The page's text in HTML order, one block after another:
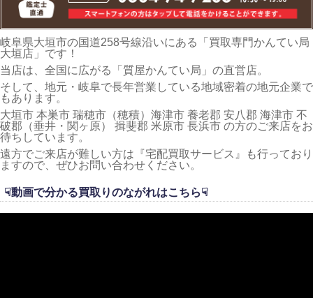
岐阜県大垣市の国道258号線沿いにある「買取専門かんてい局
大垣店」です！
当店は、全国に広がる「質屋かんてい局」の直営店。
そして、地元・岐阜で長年営業している地域密着の地元企業で
もあります。
大垣市 本巣市 瑞穂市（穂積）海津市 養老郡 安八郡 海津市 不
破郡（垂井・関ヶ原） 揖斐郡 米原市 長浜市 の方のご来店をお
待ちしています。
遠方でご来店が難しい方は『宅配買取サービス』も行っており
ますので、ぜひお問い合わせください。
☟動画で分かる買取りのながれはこちら☟